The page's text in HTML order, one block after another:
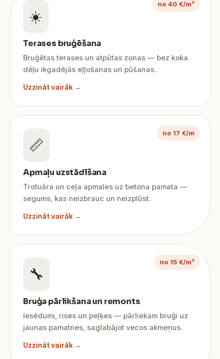
no 40 €/m²
☀️
Terases bruģēšana
Bruģētas terases un atpūtas zonas — bez koka
dēļu ikgadējās eļļošanas un pūšanas.
Uzzināt vairāk →
no 17 €/m
📏
Apmaļu uzstādīšana
Trotuāra un ceļa apmales uz betona pamata —
segums, kas neizbrauc un neizplūst.
Uzzināt vairāk →
no 15 €/m²
🔧
Bruģa pārlikšana un remonts
Iesēdumi, rises un peļķes — pārliekam bruģi uz
jaunas pamatnes, saglabājot vecos akmeņus.
Uzzināt vairāk →